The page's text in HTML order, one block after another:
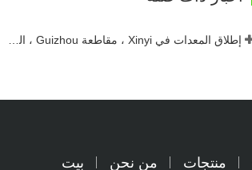
إطلاق المعدات في Xinyi ، مقاطعة Guizhou ، الصين
بيت من نحن منتجات